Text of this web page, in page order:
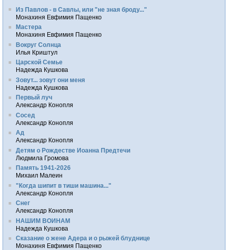
Из Павлов - в Савлы, или "не зная броду..."
Монахиня Евфимия Пащенко
Мастера
Монахиня Евфимия Пащенко
Вокруг Солнца
Илья Криштул
Царской Семье
Надежда Кушкова
Зовут... зовут они меня
Надежда Кушкова
Первый луч
Александр Конопля
Сосед
Александр Конопля
Ад
Александр Конопля
Детям о Рождестве Иоанна Предтечи
Людмила Громова
Память 1941-2026
Михаил Малеин
"Когда шипит в тиши машина..."
Александр Конопля
Снег
Александр Конопля
НАШИМ ВОИНАМ
Надежда Кушкова
Сказание о жене Адера и о рыжей блуднице
Монахиня Евфимия Пащенко